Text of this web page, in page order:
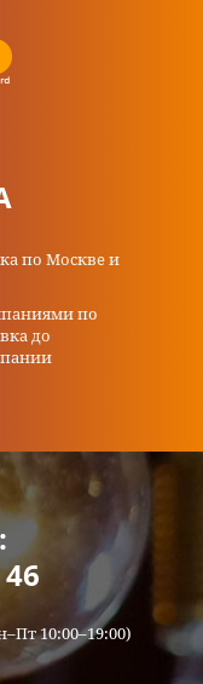
по Москве и
по
до
10:00–19:00)